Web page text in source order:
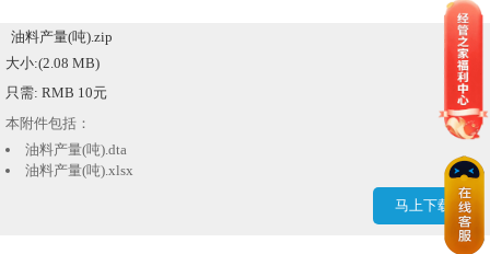
油料产量(吨).zip
大小:(2.08 MB)
只需: RMB 10元
马上下载
本附件包括：
油料产量(吨).dta
油料产量(吨).xlsx